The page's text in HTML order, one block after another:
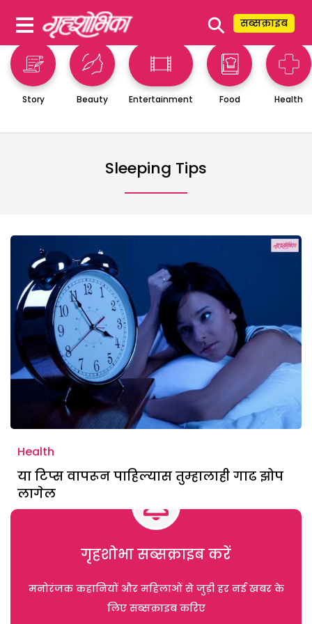
⚲ सब्सक्राइब
Story Beauty Entertainment Food Health
Sleeping Tips
Health
या टिप्स वापरून पाहिल्यास तुम्हालाही गाढ झोप
लागेल
गृहशोभा सब्सक्राइब करें
मनोरंजक कहानियों और महिलाओं से जुड़ी हर नई खबर के
लिए सब्सक्राइब करिए